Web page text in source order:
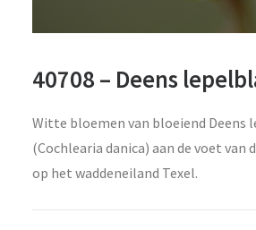
40708 – Deens
Witte bloemen van bloeiend Deens
(Cochlearia danica) aan de voet van
op het waddeneiland Texel.